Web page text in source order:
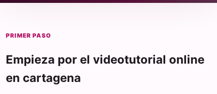
PRIMER PASO
Empieza por el videotutorial online
en cartagena